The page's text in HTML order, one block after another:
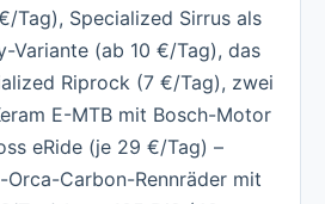
Tag), Specialized Sirrus als
Variante (ab 10 €/Tag), das
Riprock (7 €/Tag), zwei
E-MTB mit Bosch-Motor
eRide (je 29 €/Tag) –
Carbon-Rennräder mit